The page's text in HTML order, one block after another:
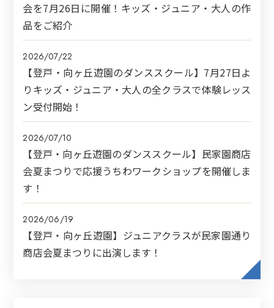
会を7月26日に開催！キッズ・ジュニア・大人の作
品をご紹介
2026/07/22
【登戸・向ヶ丘遊園のダンススクール】7月27日よ
りキッズ・ジュニア・大人の全クラスで体験レッス
ン受付開始！
2026/07/10
【登戸・向ヶ丘遊園のダンススクール】民家園商店
会夏まつりで応援うちわワークショップを開催しま
す！
2026/06/19
【登戸・向ヶ丘遊園】ジュニアクラスが民家園通り
商店会夏まつりに出演します！